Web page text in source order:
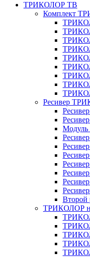
ТРИКОЛОР ТВ
Комплект
Ресивер
Второй
ТРИКОЛОР